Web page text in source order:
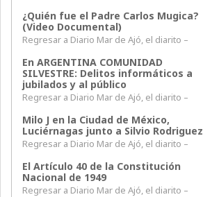
¿Quién fue el Padre Carlos Mugica?
(Video Documental)
Regresar a Diario Mar de Ajó, el diarito –
En ARGENTINA COMUNIDAD
SILVESTRE: Delitos informáticos a
jubilados y al público
Regresar a Diario Mar de Ajó, el diarito –
Milo J en la Ciudad de México,
Luciérnagas junto a Silvio Rodriguez
Regresar a Diario Mar de Ajó, el diarito –
El Artículo 40 de la Constitución
Nacional de 1949
Regresar a Diario Mar de Ajó, el diarito –